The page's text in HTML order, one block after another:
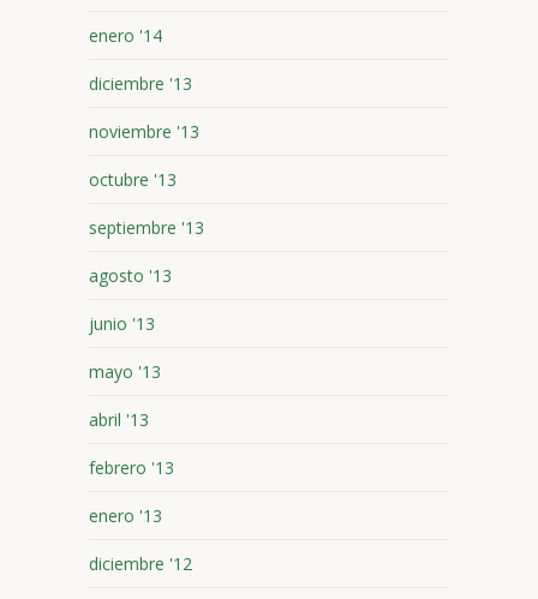
enero '14
diciembre '13
noviembre '13
octubre '13
septiembre '13
agosto '13
junio '13
mayo '13
abril '13
febrero '13
enero '13
diciembre '12